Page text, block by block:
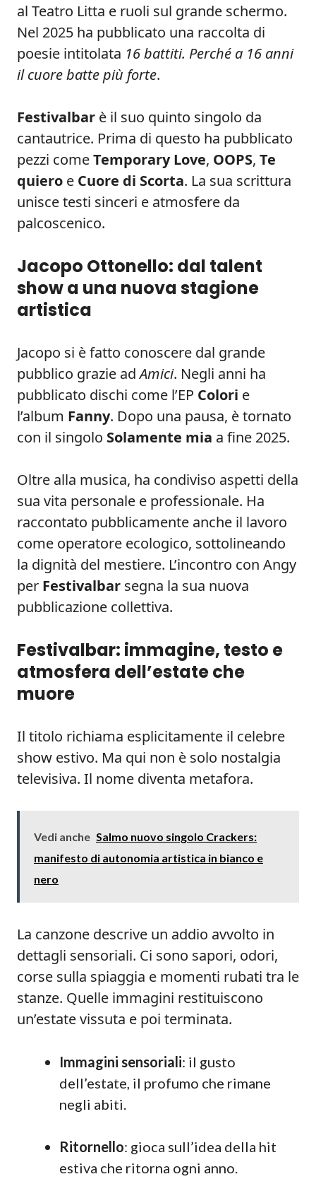
al Teatro Litta e ruoli sul grande schermo.
Nel 2025 ha pubblicato una raccolta di
poesie intitolata 16 battiti. Perché a 16 anni
il cuore batte più forte.
Festivalbar è il suo quinto singolo da
cantautrice. Prima di questo ha pubblicato
pezzi comeTemporary Love, OOPS, Te
quiero e Cuore di Scorta. La sua scrittura
unisce testi sinceri e atmosfere da
palcoscenico.
Jacopo Ottonello: dal talent
show a una nuova stagione
artistica
Jacopo si è fatto conoscere dal grande
pubblico grazie adAmici. Negli anni ha
pubblicato dischi come l’EP Colori e
l’album Fanny. Dopo una pausa, è tornato
con il singolo Solamente mia a fine 2025.
Oltre alla musica, ha condiviso aspetti della
sua vita personale e professionale. Ha
raccontato pubblicamente anche il lavoro
come operatore ecologico, sottolineando
la dignità del mestiere. L’incontro con Angy
per Festivalbar segna la sua nuova
pubblicazione collettiva.
Festivalbar: immagine, testo e
atmosfera dell’estate che
muore
Il titolo richiama esplicitamente il celebre
show estivo. Ma qui non è solo nostalgia
televisiva. Il nome diventa metafora.
Vedi anche Salmo nuovo singolo Crackers:
manifesto di autonomia artistica in bianco e
nero
La canzone descrive un addio avvolto in
dettagli sensoriali. Ci sono sapori, odori,
corse sulla spiaggia e momenti rubati tra le
stanze. Quelle immagini restituiscono
un’estate vissuta e poi terminata.
Immagini sensoriali: il gusto
dell’estate, il profumo che rimane
negli abiti.
Ritornello: gioca sull’idea della hit
estiva che ritorna ogni anno.